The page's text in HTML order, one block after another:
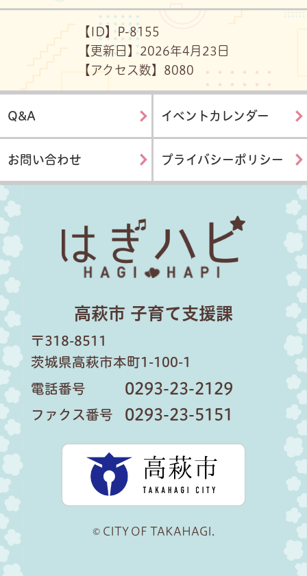
【ID】P-8155
【更新日】2026年4月23日
【アクセス数】 8080
Q&A イベントカレンダー
お問い合わせ プライバシーポリシー
はぎハピ
高萩市 子育て支援課
〒318-8511
茨城県高萩市本町1-100-1
電話番号 0293-23-2129
ファクス番号 0293-23-5151
高萩市
© CITY OF TAKAHAGI.